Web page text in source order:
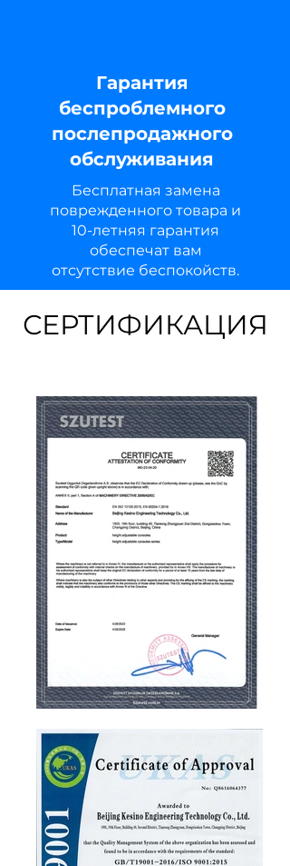
Гарантия
беспроблемного
послепродажного
обслуживания
Бесплатная замена
поврежденного товара и
10-летняя гарантия
обеспечат вам
отсутствие беспокойств.
СЕРТИФИКАЦИЯ